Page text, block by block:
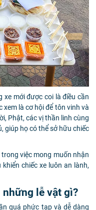
xe mới được coi là điều cần
là cơ hội để tôn vinh và
Phật, các vị thần linh cùng
giúp họ có thể sở hữu chiếc
việc mong muốn nhận
chiếc xe luôn an lành,
lễ vật gì?
quá phức tạp và dễ dàng